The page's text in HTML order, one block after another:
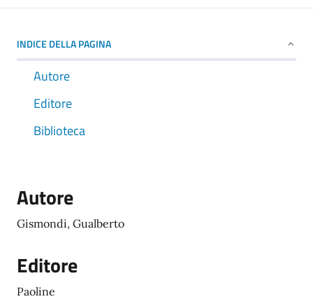
INDICE DELLA PAGINA
Autore
Editore
Biblioteca
Autore
Gismondi, Gualberto
Editore
Paoline